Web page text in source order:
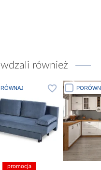
również
promocja